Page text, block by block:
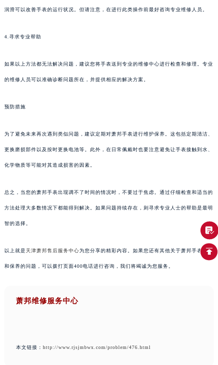
润滑可以改善手表的运行状况。但请注意，在进行此类操作前最好咨询专业维修人员。
4.寻求专业帮助
如果以上方法都无法解决问题，建议您将手表送到专业的维修中心进行检查和修理。专业
的维修人员可以准确诊断问题所在，并提供相应的解决方案。
预防措施
为了避免未来再次遇到类似问题，建议定期对萧邦手表进行维护保养。这包括定期清洁、
更换磨损部件以及按时更换电池等。此外，在日常佩戴时也要注意避免让手表接触到水、
化学物质等可能对其造成损害的因素。
总之，当您的萧邦手表出现调不了时间的情况时，不要过于焦虑。通过仔细检查和适当的
方法处理大多数情况下都能得到解决。如果问题持续存在，则寻求专业人士的帮助是最明
智的选择。
以上就是天津萧邦售后服务中心为您分享的精彩内容。如果您还有其他关于萧邦手表维护
和保养的问题，可以拨打页面400电话进行咨询，我们将竭诚为您服务。
萧邦维修服务中心
本文链接： http://www.rjsjmbwx.com/problem/476.html